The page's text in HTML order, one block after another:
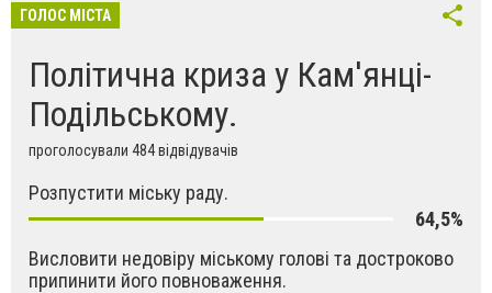
ГОЛОС МІСТА
Політична криза у Кам'янці-
Подільському.
проголосували 484 відвідувачів
Розпустити міську раду.
64,5%
Висловити недовіру міському голові та достроково
припинити його повноваження.